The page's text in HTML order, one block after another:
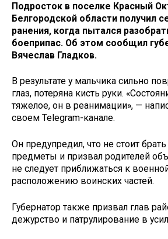
Подросток в поселке Красный
Белгородской области получил
ранения, когда пытался
боеприпас. Об этом сообщил
Вячеслав Гладков.
В результате у мальчика сильно
глаз, потеряна кисть руки.
тяжелое, он в реанимации», —
своем Telegram-канале.
Он предупредил, что не стоит
предметы и призвал родителей
не следует приближаться к
расположению воинских частей.
Губернатор также призвал глав
дежурство и патрулирование в